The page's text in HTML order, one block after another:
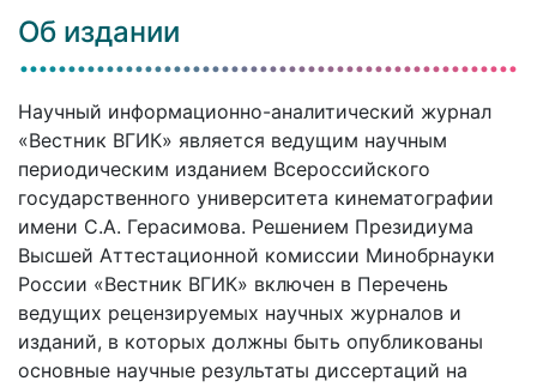
Об издании
Научный информационно-аналитический журнал
«Вестник ВГИК» является ведущим научным
периодическим изданием Всероссийского
государственного университета кинематографии
имени С.А. Герасимова. Решением Президиума
Высшей Аттестационной комиссии Минобрнауки
России «Вестник ВГИК» включен в Перечень
ведущих рецензируемых научных журналов и
изданий, в которых должны быть опубликованы
основные научные результаты диссертаций на